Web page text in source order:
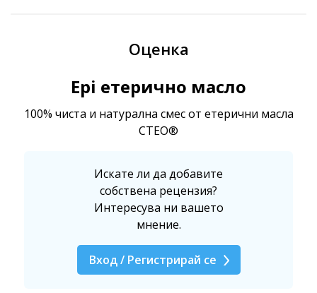
Оценка
Epi eтерично масло
100% чиста и натурална смес от етерични масла
CTEO®
Искате ли да добавите
собствена рецензия?
Интересува ни вашето
мнение.
Вход / Регистрирай се